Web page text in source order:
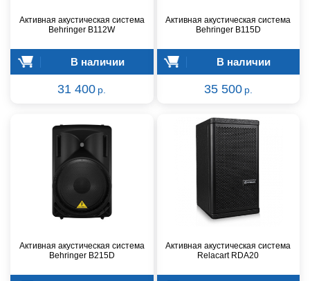
Активная акустическая система
Behringer B112W
В наличии
31 400 р.
Активная акустическая система
Behringer B115D
В наличии
35 500 р.
Активная акустическая система
Behringer B215D
Активная акустическая система
Relacart RDA20